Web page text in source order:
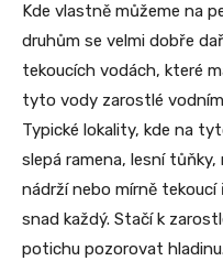
Kde vlastně můžeme na
druhům se velmi dobře
tekoucích vodách, které
tyto vody zarostlé
Typické lokality, kde na
slepá ramena, lesní
nádrží nebo mírně tekoucí
snad každý. Stačí k
potichu pozorovat